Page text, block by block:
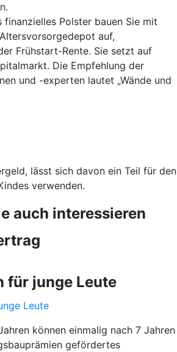
finanzielles Polster bauen Sie mit
auf,
Frühstart-Rente. Sie setzt auf
Die Empfehlung der
und -experten lautet „Wände und
lässt sich davon ein Teil für den
verwenden.
auch interessieren
für junge Leute
Leute
können einmalig nach 7 Jahren
gefördertes